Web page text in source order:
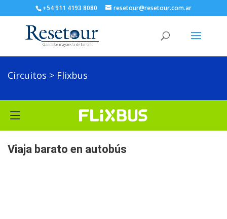
+54 911 4193 8080 resetour@resetour.com.ar
Circuitos > Flixbus